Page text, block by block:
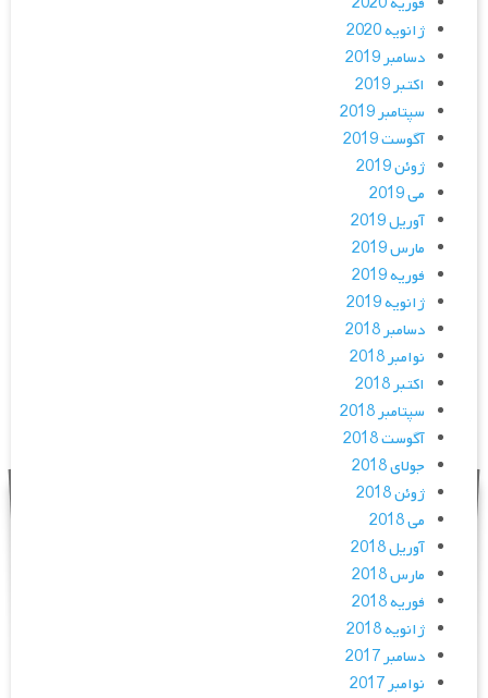
ژانویه 2020
دسامبر 2019
اکتبر 2019
سپتامبر 2019
آگوست 2019
ژوئن 2019
می 2019
آوریل 2019
مارس 2019
فوریه 2019
ژانویه 2019
دسامبر 2018
نوامبر 2018
اکتبر 2018
سپتامبر 2018
آگوست 2018
جولای 2018
ژوئن 2018
می 2018
آوریل 2018
مارس 2018
فوریه 2018
ژانویه 2018
دسامبر 2017
نوامبر 2017